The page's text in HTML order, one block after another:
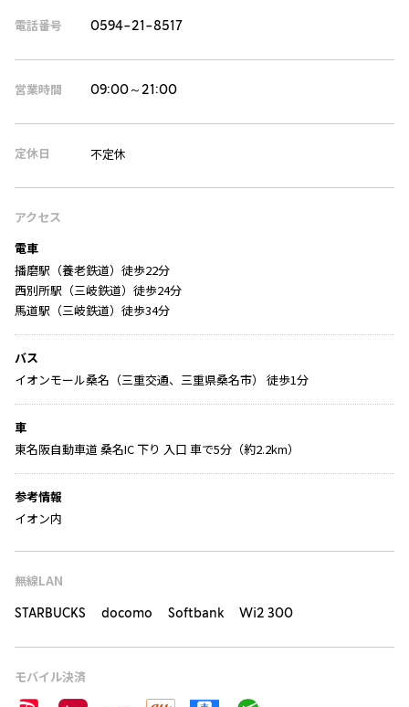
電話番号 0594-21-8517
営業時間 09:00～21:00
定休日 不定休
アクセス
電車
播磨駅（養老鉄道）徒歩22分
西別所駅（三岐鉄道）徒歩24分
馬道駅（三岐鉄道）徒歩34分
バス
イオンモール桑名（三重交通、三重県桑名市） 徒歩1分
車
東名阪自動車道 桑名IC 下り 入口 車で5分（約2.2km）
参考情報
イオン内
無線LAN
STARBUCKS docomo Softbank Wi2 300
モバイル決済